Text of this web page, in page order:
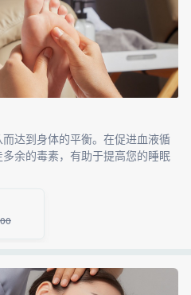
达到身体的平衡。在促进血液循
余的毒素，有助于提高您的睡眠